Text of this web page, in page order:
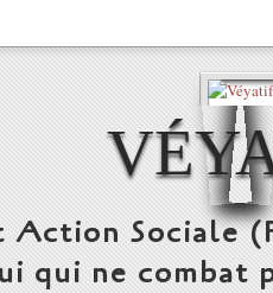
Action Sociale
qui ne combat